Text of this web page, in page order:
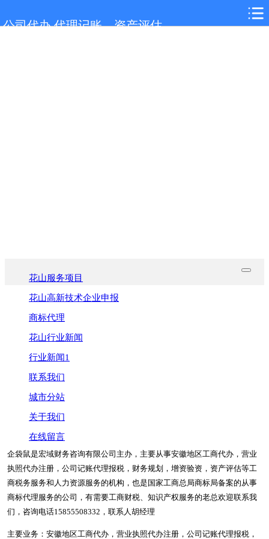
公司代办,代理记账，资产评估
网站首页
花山服务项目
花山高新技术企业申报
商标代理
花山行业新闻
行业新闻1
联系我们
城市分站
关于我们
在线留言
企袋鼠是宏域财务咨询有限公司主办，主要从事安徽地区工商代办，营业
执照代办注册，公司记账代理报税，财务规划，增资验资，资产评估等工
商税务服务和人力资源服务的机构，也是国家工商总局商标局备案的从事
商标代理服务的公司，有需要工商财税、知识产权服务的老总欢迎联系我
们，咨询电话15855508332，联系人胡经理
主要业务：安徽地区工商代办，营业执照代办注册，公司记账代理报税，